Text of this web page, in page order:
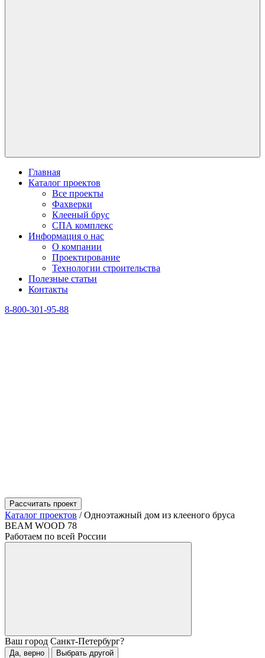
Главная
Каталог проектов
Все проекты
Фахверки
Клееный брус
СПА комплекс
Информация о нас
О компании
Проектирование
Технологии строительства
Полезные статьи
Контакты
8-800-301-95-88
Рассчитать проект
Каталог проектов /Одноэтажный дом из клееного бруса
BEAM WOOD 78
Работаем по всей России
Ваш город Санкт-Петербург?
Да, верно
Выбрать другой